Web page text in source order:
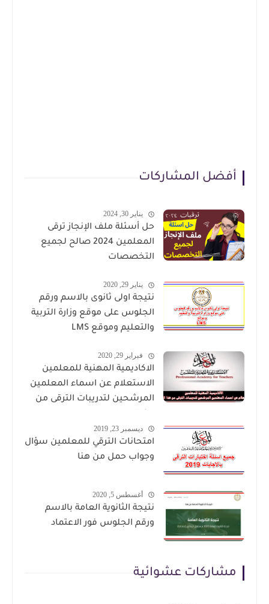
أفضل المشاركات
يناير 30, 2024
حل أسئلة ملف الإنجاز ترقى
المعلمين 2024 صالح لجميع
التخصصات
يناير 29, 2020
نتيجة اولى ثانوى بالاسم ورقم
الجلوس على موقع وزارة التربية
والتعليم وموقع LMS
فبراير 29, 2020
الاكاديمية المهنية للمعلمين
الاستعلام عن اسماء المعلمين
المرشحين لتدريبات الترقى من
ديسمبر 23, 2019
امتحانات الترقي للمعلمين سؤال
وجواب حمل من هنا
أغسطس 5, 2020
نتيجة الثانوية العامة بالاسم
ورقم الجلوس فور الاعتماد
مشاركات عشوائية